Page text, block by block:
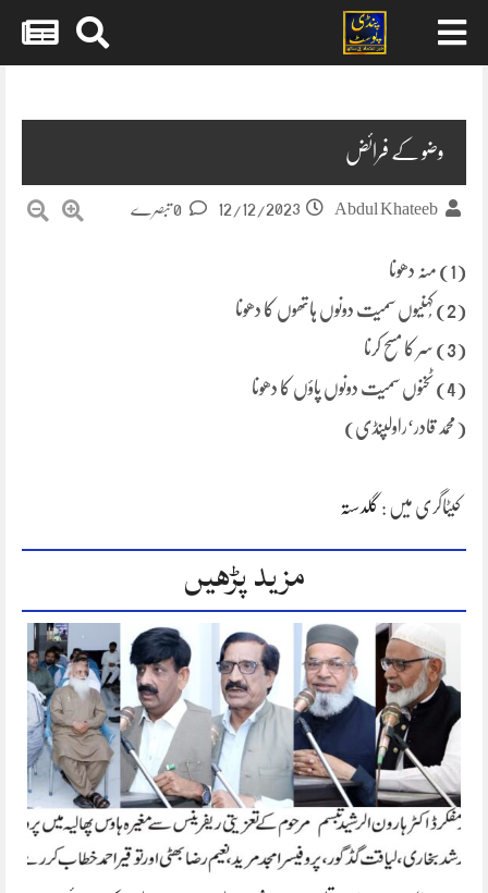
وضو کے فرائض
Abdul Khateeb
12/12/2023
(1) منہ دھونا
(2) کُہنیوں سمیت دونوں ہاتھوں کا دھونا
(3) سر کا مسح کرنا
(4) ٹخنوں سمیت دونوں پاؤں کا دھونا
(محمد قادر‘راولپنڈی)
کیٹاگری میں : گلدستہ
مزید پڑھیں